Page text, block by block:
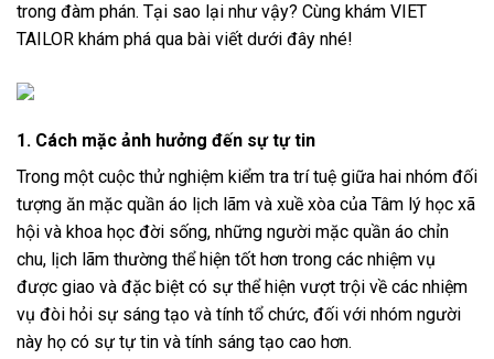
trong đàm phán. Tại sao lại như vậy? Cùng khám VIET
TAILOR khám phá qua bài viết dưới đây nhé!
1. Cách mặc ảnh hưởng đến sự tự tin
Trong một cuộc thử nghiệm kiểm tra trí tuệ giữa hai nhóm đối
tượng ăn mặc quần áo lịch lãm và xuề xòa của Tâm lý học xã
hội và khoa học đời sống, những người mặc quần áo chỉn
chu, lịch lãm thường thể hiện tốt hơn trong các nhiệm vụ
được giao và đặc biệt có sự thể hiện vượt trội về các nhiệm
vụ đòi hỏi sự sáng tạo và tính tổ chức, đối với nhóm người
này họ có sự tự tin và tính sáng tạo cao hơn.